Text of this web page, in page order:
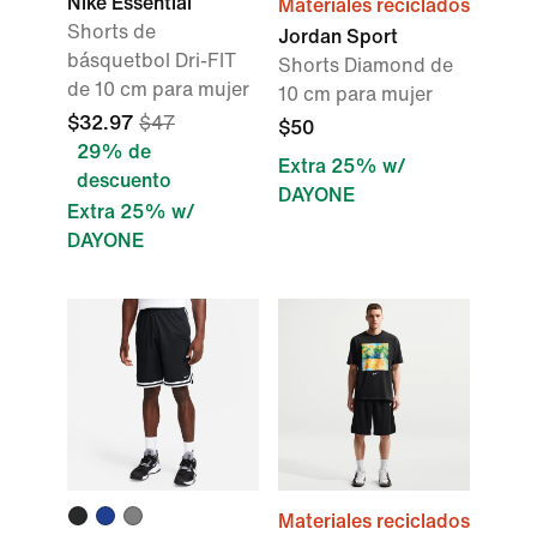
Shorts de
básquetbol Dri-FIT
de 10 cm para mujer
$32.97 $47
29% de
descuento
Extra 25% w/
DAYONE
Materiales reciclados
Jordan Sport
Shorts Diamond de
10 cm para mujer
$50
Extra 25% w/
DAYONE
Materiales reciclados